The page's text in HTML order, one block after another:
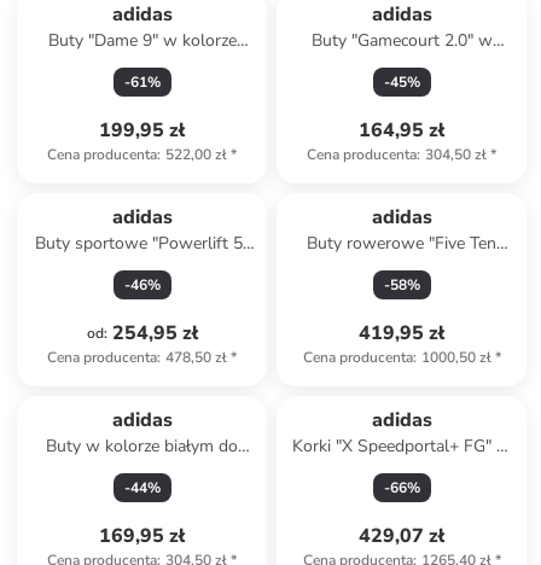
adidas
Buty "Dame 9" w kolorze
khaki do koszykówki
-61%
199,95 zł
Cena producenta: 522,00 zł*
adidas
Buty "Gamecourt 2.0" w
kolorze czarnym do tenisa
-45%
164,95 zł
Cena producenta: 304,50 zł*
adidas
Buty sportowe "Powerlift 5"
w kolorze białym
-46%
od: 254,95 zł
Cena producenta: 478,50 zł*
adidas
Buty rowerowe "Five Ten
Kestrel Boa" w kolorze
czarnym
-58%
419,95 zł
Cena producenta: 1000,50 zł*
adidas
Buty w kolorze białym do
joggingu
-44%
169,95 zł
Cena producenta: 304,50 zł*
adidas
Korki "X Speedportal+ FG" w
kolorze pomarańczowo-
czarnym
-66%
429,07 zł
Cena producenta: 1265,40 zł*